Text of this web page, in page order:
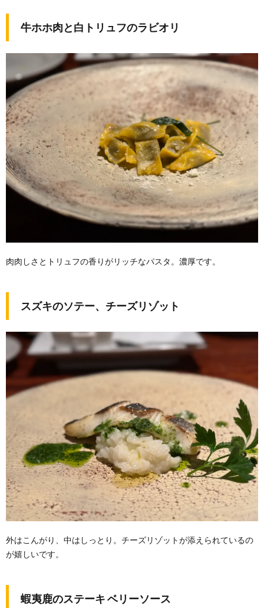
牛ホホ肉と白トリュフのラビオリ
肉肉しさとトリュフの香りがリッチなパスタ。濃厚です。
スズキのソテー、チーズリゾット
外はこんがり、中はしっとり。チーズリゾットが添えられているの
が嬉しいです。
蝦夷鹿のステーキ ベリーソース